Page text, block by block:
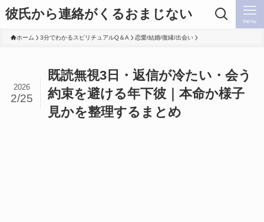
彼氏から連絡がくるおまじない menu
ホーム 3分でわかるスピリチュアルQ＆A 恋愛/結婚/復縁/出会い
既読無視3日・返信が冷たい・会う
約束を避ける年下彼｜本命か様子
見かを整理するまとめ
2026
2/25